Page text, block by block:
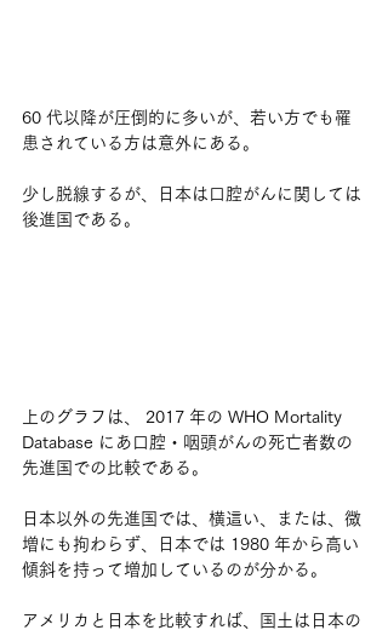
60 代以降が圧倒的に多いが、若い方でも罹
患されている方は意外にある。
少し脱線するが、日本は口腔がんに関しては
後進国である。
上のグラフは、 2017 年の WHO Mortality
Database にあ口腔・咽頭がんの死亡者数の
先進国での比較である。
日本以外の先進国では、横這い、または、微
増にも拘わらず、日本では 1980 年から高い
傾斜を持って増加しているのが分かる。
アメリカと日本を比較すれば、国土は日本の